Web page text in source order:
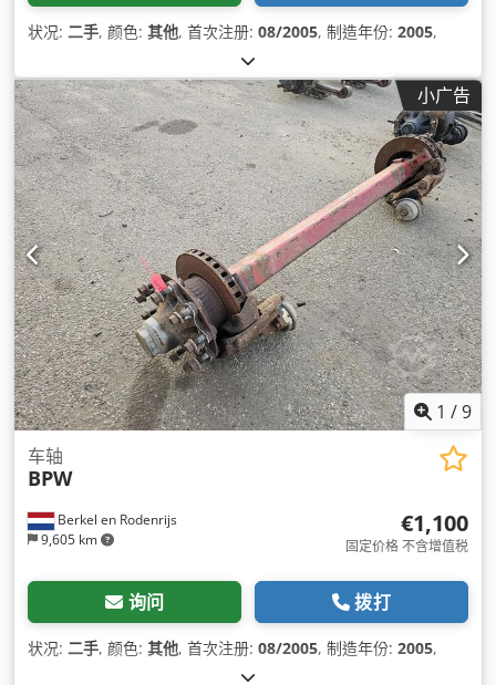
状况: 二手, 颜色: 其他, 首次注册: 08/2005, 制造年份: 2005,
小广告
1 /9
Berkel en Rodenrijs
9,605 km
车轴
BPW
€1,100
固定价格 不含增值税
询问 拨打
状况: 二手, 颜色: 其他, 首次注册: 08/2005, 制造年份: 2005,